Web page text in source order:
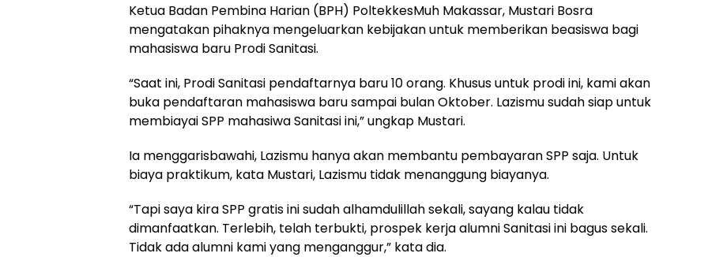
Ketua Badan Pembina Harian (BPH) PoltekkesMuh Makassar, Mustari Bosra
mengatakan pihaknya mengeluarkan kebijakan untuk memberikan beasiswa bagi
mahasiswa baru Prodi Sanitasi.
“Saat ini, Prodi Sanitasi pendaftarnya baru 10 orang. Khusus untuk prodi ini, kami akan
buka pendaftaran mahasiswa baru sampai bulan Oktober. Lazismu sudah siap untuk
membiayai SPP mahasiwa Sanitasi ini,” ungkap Mustari.
Ia menggarisbawahi, Lazismu hanya akan membantu pembayaran SPP saja. Untuk
biaya praktikum, kata Mustari, Lazismu tidak menanggung biayanya.
“Tapi saya kira SPP gratis ini sudah alhamdulillah sekali, sayang kalau tidak
dimanfaatkan. Terlebih, telah terbukti, prospek kerja alumni Sanitasi ini bagus sekali.
Tidak ada alumni kami yang menganggur,” kata dia.